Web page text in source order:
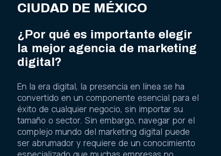
CIUDAD DE MÉXICO
¿Por qué es importante elegir
la mejor agencia de marketing
digital?
En la era digital, la presencia en línea se ha
convertido en un componente esencial para el
éxito de cualquier negocio, sin importar su
tamaño o sector. Sin embargo, navegar por el
complejo mundo del marketing digital puede
ser abrumador y requiere de un conocimiento